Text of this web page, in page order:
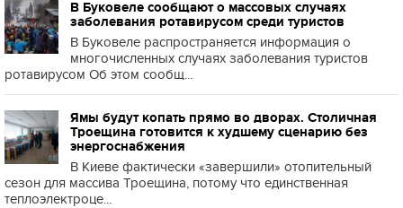
В Буковеле сообщают о массовых случаях
заболевания ротавирусом среди туристов
В Буковеле распространяется информация о
многочисленных случаях заболевания туристов
ротавирусом Об этом сообщ...
Ямы будут копать прямо во дворах. Столичная
Троещина готовится к худшему сценарию без
энергоснабжения
В Киеве фактически «завершили» отопительный
сезон для массива Троещина, потому что единственная
теплоэлектроце...